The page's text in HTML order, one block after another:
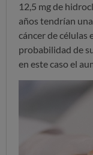
12,5 mg de
años tendrían
cáncer de células
probabilidad de
en este caso el